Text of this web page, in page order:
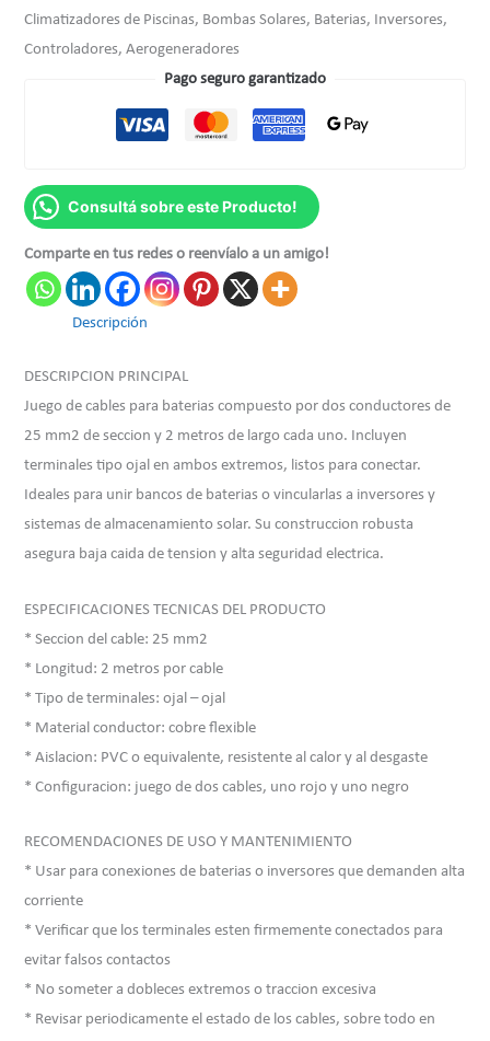
Climatizadores de Piscinas, Bombas Solares, Baterias, Inversores,
Controladores, Aerogeneradores
Pago seguro garantizado
Consultá sobre este Producto!
Comparte en tus redes o reenvíalo a un amigo!
Descripción
DESCRIPCION PRINCIPAL
Juego de cables para baterias compuesto por dos conductores de
25 mm2 de seccion y 2 metros de largo cada uno. Incluyen
terminales tipo ojal en ambos extremos, listos para conectar.
Ideales para unir bancos de baterias o vincularlas a inversores y
sistemas de almacenamiento solar. Su construccion robusta
asegura baja caida de tension y alta seguridad electrica.
ESPECIFICACIONES TECNICAS DEL PRODUCTO
* Seccion del cable: 25 mm2
* Longitud: 2 metros por cable
* Tipo de terminales: ojal – ojal
* Material conductor: cobre flexible
* Aislacion: PVC o equivalente, resistente al calor y al desgaste
* Configuracion: juego de dos cables, uno rojo y uno negro
RECOMENDACIONES DE USO Y MANTENIMIENTO
* Usar para conexiones de baterias o inversores que demanden alta
corriente
* Verificar que los terminales esten firmemente conectados para
evitar falsos contactos
* No someter a dobleces extremos o traccion excesiva
* Revisar periodicamente el estado de los cables, sobre todo en